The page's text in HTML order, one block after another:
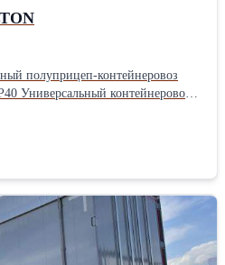
полуприцеп-контейнеровоз
Центр Прицепной
WIELTON c 2011 года!
- рама из
стали - оси SAF INTRA/дисковые
подъемная 1 и 4-я оси,
2 x 20 ISO, 20 ISO центр,
части полуприцепа - полная
ССУ - 15 000 кг - низкий